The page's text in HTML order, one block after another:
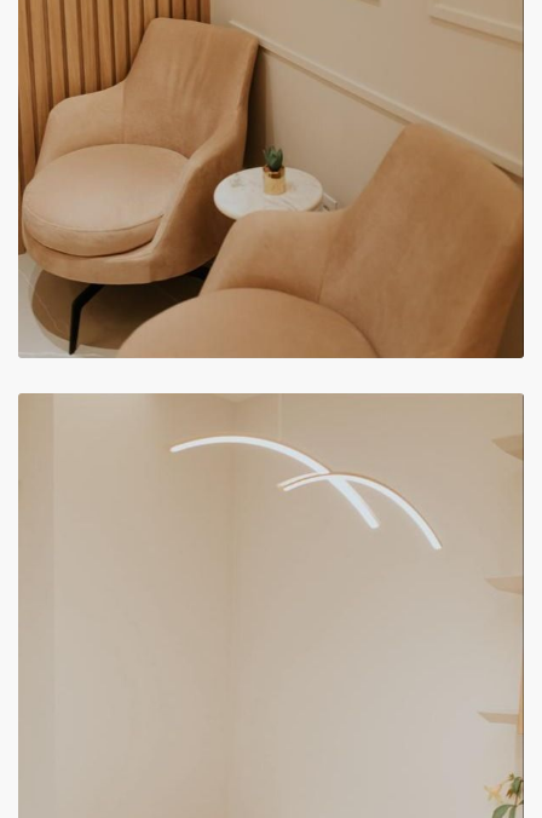
muita atenção. Recomendo para todos.
Excelente atendimento do Dr. Eduardo.
Ele foi muito atencioso, explicou tudo
com clareza e teve bastante paciência
para tirar minhas dúvidas. Me senti
acolhida e segura com as orientações
passadas depois de passar por tantos
médicos e não receber um diagnóstico
completo. Recomendo muito.